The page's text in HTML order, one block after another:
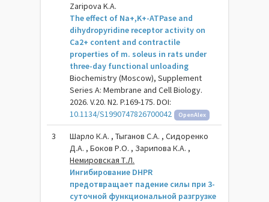
Zaripova K.A.
The effect of Na+,K+-ATPase and
dihydropyridine receptor activity on
Ca2+ content and contractile
properties of m. soleus in rats under
three-day functional unloading
Biochemistry (Moscow), Supplement
Series A: Membrane and Cell Biology.
2026. V.20. N2. P.169-175. DOI:
10.1134/S1990747826700042
OpenAlex
3
Шарло К.А. , Тыганов С.А. , Сидоренко
Д.А. , Боков Р.О. , Зарипова К.А. ,
Немировская Т.Л.
Ингибирование DHPR
предотвращает падение силы при 3-
суточной функциональной разгрузке